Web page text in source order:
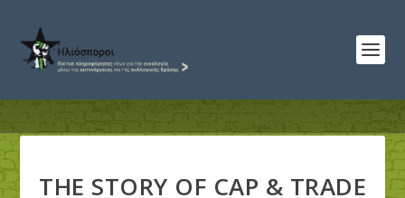
THE STORY OF CAP & TRADE